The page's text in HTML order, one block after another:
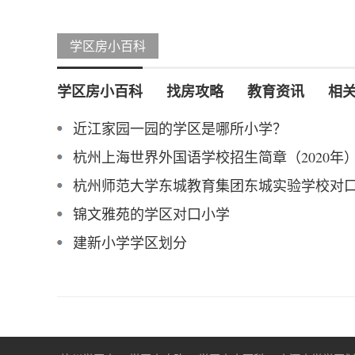
学区房小百科
学区房小百科 找房攻略 教育资讯 相
近江家园一园的学区是哪所小学？
杭州上海世界外国语学校招生简章（2020年）
杭州师范大学东城教育集团东城实验学校对
锦文雅苑的学区对口小学
建新小学学区划分